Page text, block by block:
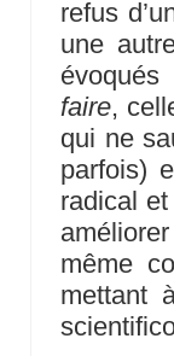
refus
une
évoqués
faire,
qui ne
parfois)
radical
même
mettant